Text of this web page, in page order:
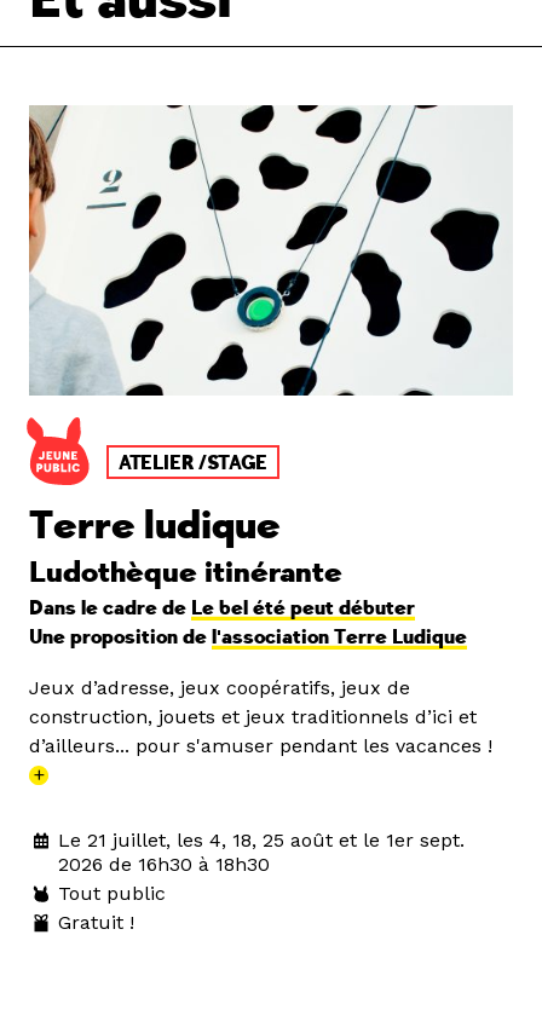
ATELIER /STAGE
Terre ludique
Ludothèque itinérante
Dans le cadre de Le bel été peut débuter
Une proposition de l'association Terre Ludique
Jeux d’adresse, jeux coopératifs, jeux de
construction, jouets et jeux traditionnels d’ici et
d’ailleurs... pour s'amuser pendant les vacances !
+
Le 21 juillet, les 4, 18, 25 août et le 1er sept.
2026 de 16h30 à 18h30
Tout public
Gratuit !